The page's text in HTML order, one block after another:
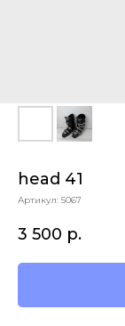
head 41
Артикул: 5067
3 500 р.